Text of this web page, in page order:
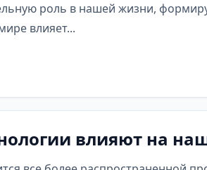
роль в нашей жизни,
влияет...
влияют на